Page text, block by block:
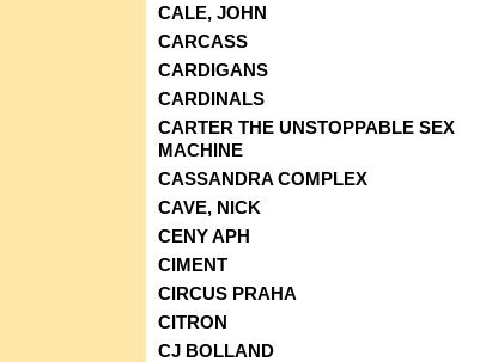
CALE, JOHN
CARCASS
CARDIGANS
CARDINALS
CARTER THE UNSTOPPABLE SEX
MACHINE
CASSANDRA COMPLEX
CAVE, NICK
CENY APH
CIMENT
CIRCUS PRAHA
CITRON
CJ BOLLAND